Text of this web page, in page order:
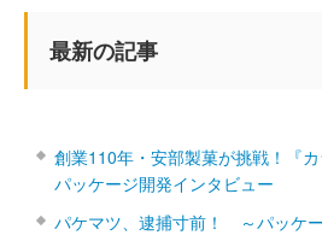
最新の記事
創業110年・安部製菓が挑戦！『カ
パッケージ開発インタビュー
パケマツ、逮捕寸前！ ～パッケ